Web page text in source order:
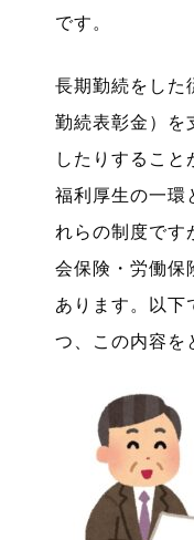
です。
長期勤続をした
勤続表彰金）を
したりすること
福利厚生の一環
れらの制度です
会保険・労働保
あります。以下
つ、この内容を